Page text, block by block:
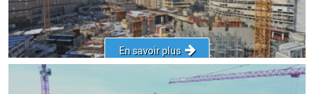
En savoir plus